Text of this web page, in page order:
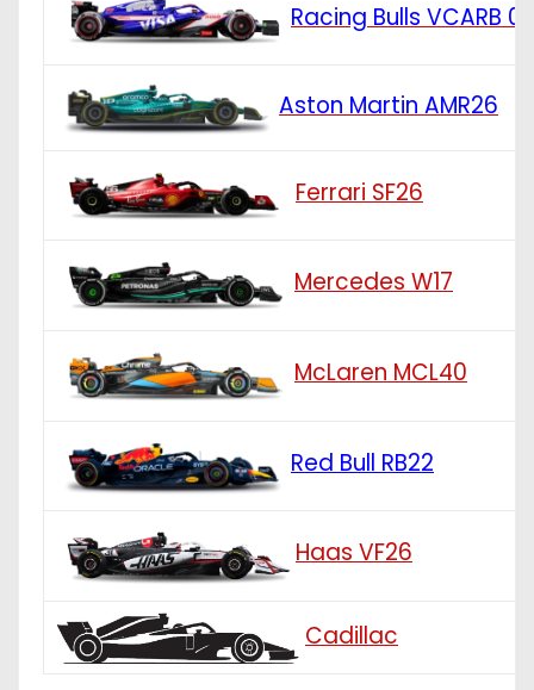
Racing Bulls VCARB 03
Aston Martin AMR26
Ferrari SF26
Mercedes W17
McLaren MCL40
Red Bull RB22
Haas VF26
Cadillac